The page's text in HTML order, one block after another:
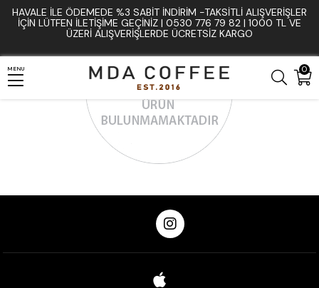
HAVALE İLE ÖDEMEDE %3 SABIT İNDIRIM -TAKSITLI ALIŞVERIŞLER
İÇIN LÜTFEN ILETIŞIME GEÇINIZ | 0530 776 79 82 | 1000 TL VE
ÜZERI ALIŞVERIŞLERDE ÜCRETSIZ KARGO
0
MENU